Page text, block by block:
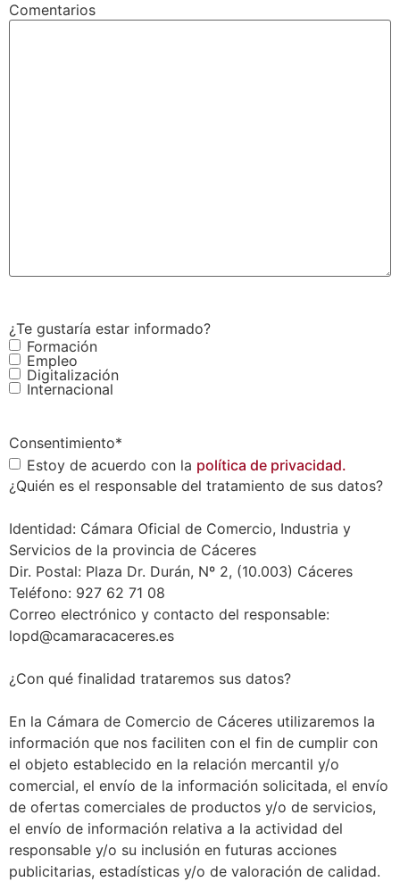
Comentarios
¿Te gustaría estar informado?
Formación
Empleo
Digitalización
Internacional
Consentimiento*
Estoy de acuerdo con la política de privacidad.
¿Quién es el responsable del tratamiento de sus datos?
Identidad: Cámara Oficial de Comercio, Industria y
Servicios de la provincia de Cáceres
Dir. Postal: Plaza Dr. Durán, Nº 2, (10.003) Cáceres
Teléfono: 927 62 71 08
Correo electrónico y contacto del responsable:
lopd@camaracaceres.es
¿Con qué finalidad trataremos sus datos?
En la Cámara de Comercio de Cáceres utilizaremos la
información que nos faciliten con el fin de cumplir con
el objeto establecido en la relación mercantil y/o
comercial, el envío de la información solicitada, el envío
de ofertas comerciales de productos y/o de servicios,
el envío de información relativa a la actividad del
responsable y/o su inclusión en futuras acciones
publicitarias, estadísticas y/o de valoración de calidad.